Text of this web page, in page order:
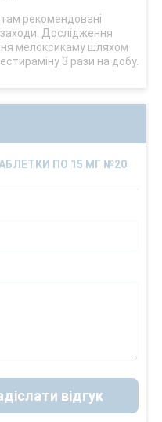
рекомендовані
Дослідження
мелоксикаму шляхом
3 рази на добу.
ПО 15 МГ №20
відгук